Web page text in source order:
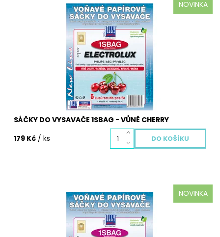
NOVINKA
Aromatické sáčky do vysavačů 1SBAG voňavé s vůní
třešní. Balení obsahuje 5 ks voňavých sáčků, mikrofiltr a
Skladem
3107S
SÁČKY DO VYSAVAČE 1SBAG - VŮNĚ CHERRY
179 Kč / ks
NOVINKA
Aromatické sáčky do vysavačů 1SBAG voňavé s vůní
Levandule. Balení obsahuje 5 ks voňavých sáčků,
mikrofiltr a motorový filtr.